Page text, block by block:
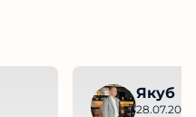
Якуб
28.07.2024